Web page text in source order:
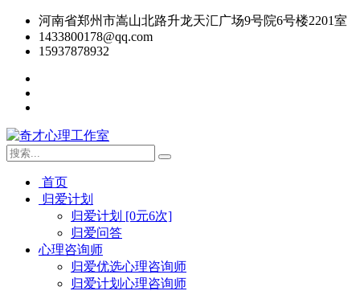
河南省郑州市嵩山北路升龙天汇广场9号院6号楼2201室
1433800178@qq.com
15937878932
首页
归爱计划
归爱计划 [0元6次]
归爱问答
心理咨询师
归爱优选心理咨询师
归爱计划心理咨询师